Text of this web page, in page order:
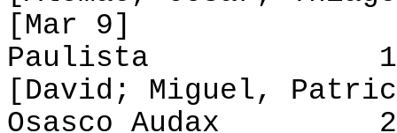
[Mar 9]
Paulista 1-3
[David; Miguel,
Osasco Audax 2-